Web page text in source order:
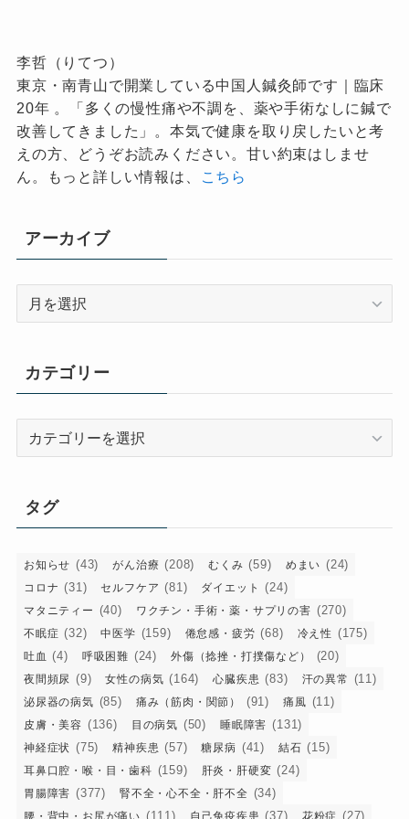
李哲（りてつ）
東京・南青山で開業している中国人鍼灸師です｜臨床
20年 。「多くの慢性痛や不調を、薬や手術なしに鍼で
改善してきました」。本気で健康を取り戻したいと考
えの方、どうぞお読みください。甘い約束はしませ
ん。もっと詳しい情報は、
こちら
アーカイブ
ブ
カテゴリー
ー
タグ
お知らせ (43) がん治療 (208) むくみ (59) めまい (24)
コロナ (31) セルフケア (81) ダイエット (24)
マタニティー (40) ワクチン・手術・薬・サプリの害 (270)
不眠症 (32) 中医学 (159) 倦怠感・疲労 (68) 冷え性 (175)
吐血 (4) 呼吸困難 (24) 外傷（捻挫・打撲傷など） (20)
夜間頻尿 (9) 女性の病気 (164) 心臓疾患 (83) 汗の異常 (11)
泌尿器の病気 (85) 痛み（筋肉・関節） (91) 痛風 (11)
皮膚・美容 (136) 目の病気 (50) 睡眠障害 (131)
神経症状 (75) 精神疾患 (57) 糖尿病 (41) 結石 (15)
耳鼻口腔・喉・目・歯科 (159) 肝炎・肝硬変 (24)
胃腸障害 (377) 腎不全・心不全・肝不全 (34)
腰・背中・お尻が痛い (111) 自己免疫疾患 (37) 花粉症 (27)